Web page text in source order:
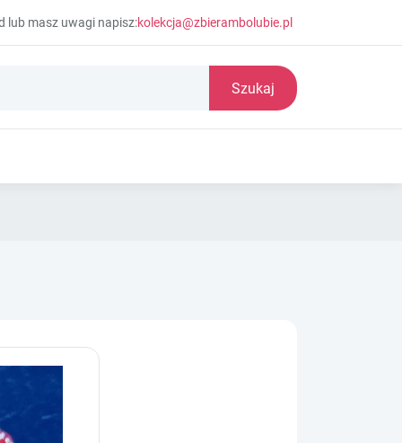
lub masz uwagi napisz:kolekcja@zbierambolubie.pl
Szukaj